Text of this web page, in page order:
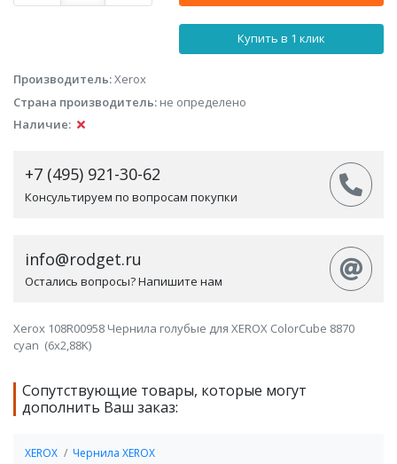
Купить в 1 клик
Производитель:Xerox
Страна производитель: не определено
Наличие:
+7 (495) 921-30-62
Консультируем по вопросам покупки
info@rodget.ru
Остались вопросы? Напишите нам
Xerox 108R00958 Чернила голубые для XEROX ColorCube 8870
cyan (6x2,88K)
Сопутствующие товары, которые могут
дополнить Ваш заказ:
XEROX Чернила XEROX